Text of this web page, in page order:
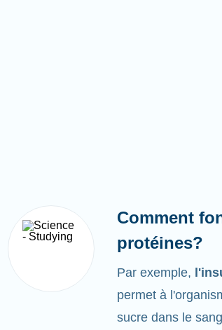
Comment
protéines?
Par exemple,
permet à
sucre dans le